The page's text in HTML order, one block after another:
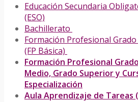
Educación Secundaria
(ESO)
Bachillerato
Formación Profesional Grado
(FP Básica)
Formación Profesional Grado
Medio, Grado Superior y
Especialización
Aula Aprendizaje de Tareas